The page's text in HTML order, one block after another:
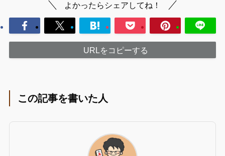
よかったらシェアしてね！
URLをコピーする
この記事を書いた人